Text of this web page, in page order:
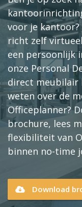
voor je kantoor?
richt zelf
een persoonlijk
onze Personal
direct meubilair
weten over de
Officeplanner?
brochure, lees
flexibiliteit van
binnen no-time
Download